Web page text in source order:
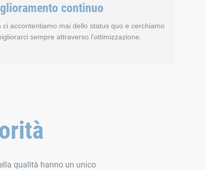
processi e la qualità, in modo che possano
essere perfettamente coordinati. È l’unico modo
continuo
ci accontentiamo mai dello status quo e cerchiamo
sempre attraverso l’ottimizzazione.
buona può essere sempre migliorata. È per questo
qualità hanno un unico